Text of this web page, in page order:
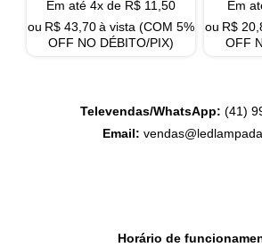
Em até 4x de R$ 11,50
ou R$ 43,70à vista (COM 5%
OFF NO DÉBITO/PIX)
Em
ou R$
OFF
Televendas/WhatsApp: (41)
Email:
Horário de